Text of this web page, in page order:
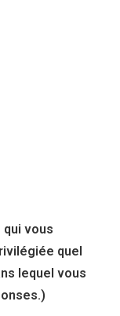
qui vous
quel
lequel vous